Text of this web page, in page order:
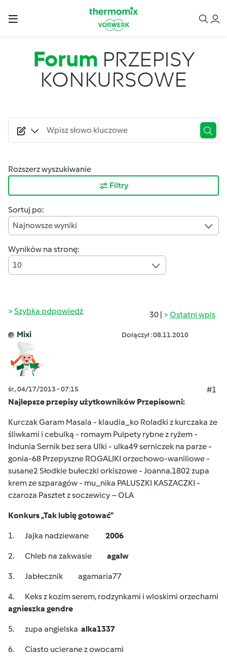
Forum PRZEPISY
KONKURSOWE
Rozszerz wyszukiwanie
Filtry
Sortuj po:
Najnowsze wyniki
Wyników na stronę:
10
30 | Ostatni wpis
Szybka odpowiedź
Mixi Dołączył : 08.11.2010
śr., 04/17/2013 - 07:15
#1
Najlepsze przepisy użytkowników Przepisowni:
Kurczak Garam Masala - klaudia_ko Roladki z kurczaka ze
śliwkami i cebulką - romaym Pulpety rybne z ryżem -
Indunia Sernik bez sera Ulki - ulka49 serniczek na parze -
gonia-68 Przepyszne ROGALIKI orzechowo-waniliowe -
susane2 Słodkie bułeczki orkiszowe - Joanna.1802 zupa
krem ze szparagów - mu_nika PALUSZKI KASZACZKI -
czaroza Pasztet z soczewicy – OLA
Konkurs „Tak lubię gotować”
1. Jajka nadziewane 2006
2. Chleb na zakwasie agalw
3. Jabłecznik agamaria77
4. Keks z kozim serem, rodzynkami i wloskimi orzechami
agnieszka gendre
5. zupa angielska alka1337
6. Ciasto ucierane z owocami